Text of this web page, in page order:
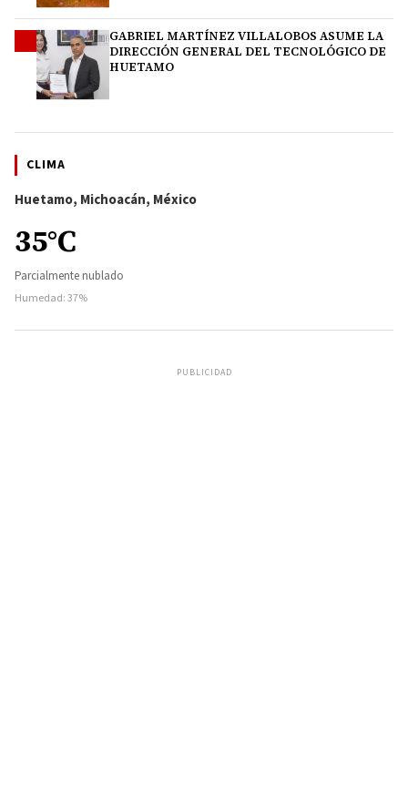
GABRIEL MARTÍNEZ VILLALOBOS ASUME LA
DIRECCIÓN GENERAL DEL TECNOLÓGICO DE
HUETAMO
CLIMA
Huetamo, Michoacán, México
35°C
Parcialmente nublado
Humedad: 37%
PUBLICIDAD